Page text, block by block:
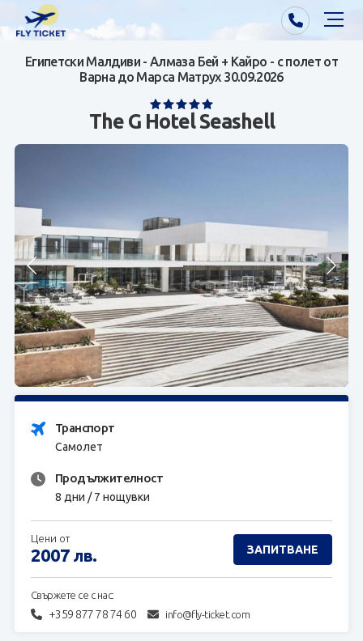
Почивки от Варна
Почивки от София/Пловдив/Бургас
Визи
Контакти
За нас
ЗАПИТВАНЕ
Египетски Малдиви - Алмаза Бей + Кайро - с полет от
Варна до Марса Матрух 30.09.2026
The G Hotel Seashell
Транспорт
Самолет
Продължителност
8 дни / 7 нощувки
Свържете се с нас:
+359 877 78 74 60 info@fly-ticket.com
Цени от
2007 лв. ЗАПИТВАНЕ